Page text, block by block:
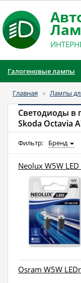
Галогеновые лампы
Главная » Лампы
Светодиоды в
Skoda Octavia
Фильтр: Бренд
Neolux W5W LED
Osram W5W